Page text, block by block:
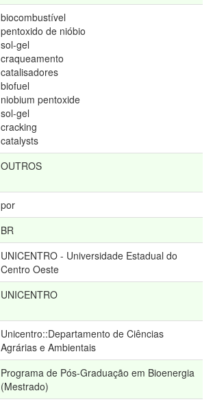
biocombustível
pentoxido de nióbio
sol-gel
craqueamento
catalisadores
biofuel
niobium pentoxide
sol-gel
cracking
catalysts
OUTROS
por
BR
UNICENTRO - Universidade Estadual do
Centro Oeste
UNICENTRO
Unicentro::Departamento de Ciências
Agrárias e Ambientais
Programa de Pós-Graduação em Bioenergia
(Mestrado)